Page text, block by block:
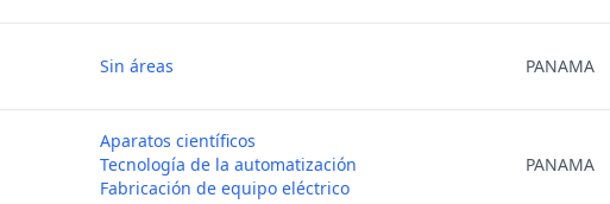
Sin áreas PANAMA
Aparatos científicos
Tecnología de la automatización
Fabricación de equipo eléctrico
PANAMA